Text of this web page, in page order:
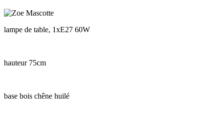
lampe de table, 1xE27 60W
hauteur 75cm
base bois chêne huilé